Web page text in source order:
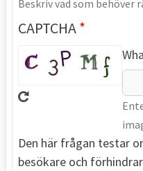
Beskriv vad som behöver
CAPTCHA
Den här frågan testar
besökare och